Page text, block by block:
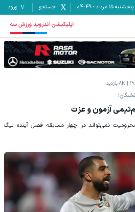
پنجشنبه ۱۵ مرداد -
04:49 جستجو ورود
اپلیکیشن اندروید ورزش سه
8K بازدید
آزمون و عزت
محرومیت نمی‌تواند در چهار مسابقه فصل آینده لیگ